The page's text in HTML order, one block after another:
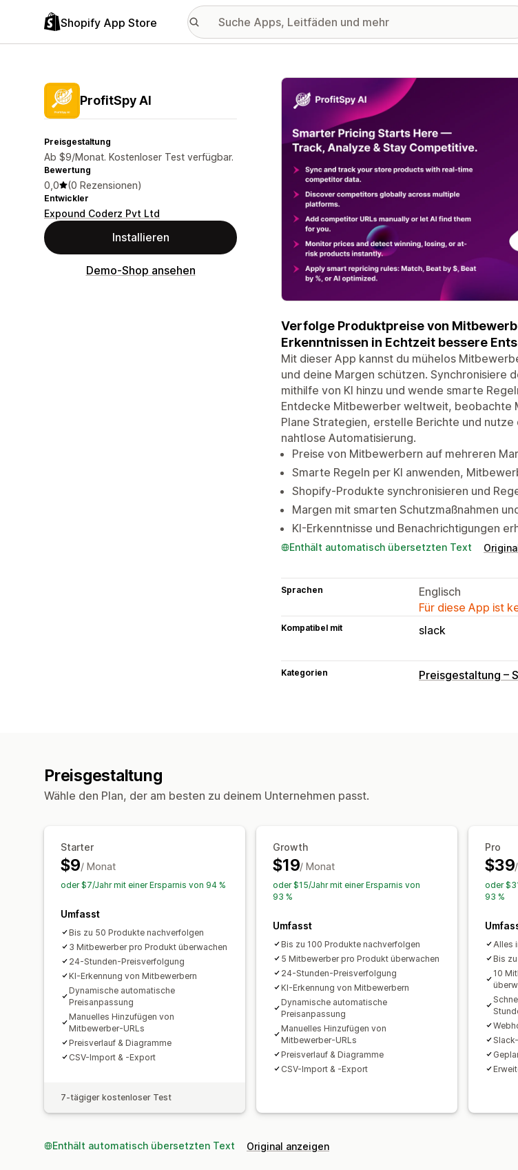
Shopify App Store
ProfitSpy AI
Preisgestaltung
Ab $9/Monat. Kostenloser Test verfügbar.
Bewertung
0,0 (0 Rezensionen)
Entwickler
Expound Coderz Pvt Ltd
Installieren
Demo-Shop ansehen
Vorgestellte Bildergalerie
Verfolge Produktpreise von
Erkenntnissen in Echtzeit bessere
Mit dieser App kannst du mühelos
und deine Margen schützen.
mithilfe von KI hinzu und wende smarte
Entdecke Mitbewerber weltweit, beobachte
Plane Strategien, erstelle Berichte und
nahtlose Automatisierung.
Preise von Mitbewerbern auf mehreren
Smarte Regeln per KI anwenden,
Shopify-Produkte synchronisieren und
Margen mit smarten Schutzmaßnahmen
KI-Erkenntnisse und Benachrichtigungen
Enthält automatisch übersetzten Text
Sprachen
Englisch
Für diese App ist
Kompatibel mit slack
Kategorien Preisgestaltung –
Preisgestaltung
Wähle den Plan, der am besten zu deinem Unternehmen passt.
Starter
$9/ Monat
oder $7/Jahr mit einer Ersparnis von 94 %
Umfasst
Bis zu 50 Produkte nachverfolgen
3 Mitbewerber pro Produkt überwachen
24-Stunden-Preisverfolgung
KI-Erkennung von Mitbewerbern
Dynamische automatische
Preisanpassung
Manuelles Hinzufügen von
Mitbewerber-URLs
Preisverlauf & Diagramme
CSV-Import & -Export
7-tägiger kostenloser Test
Growth
$19/ Monat
oder $15/Jahr mit einer Ersparnis von
93 %
Umfasst
Bis zu 100 Produkte nachverfolgen
5 Mitbewerber pro Produkt überwachen
24-Stunden-Preisverfolgung
KI-Erkennung von Mitbewerbern
Dynamische automatische
Preisanpassung
Manuelles Hinzufügen von
Mitbewerber-URLs
Preisverlauf & Diagramme
CSV-Import & -Export
Pro
$39
oder
93 %
Alles
Bis
10
Enthält automatisch übersetzten Text Original anzeigen